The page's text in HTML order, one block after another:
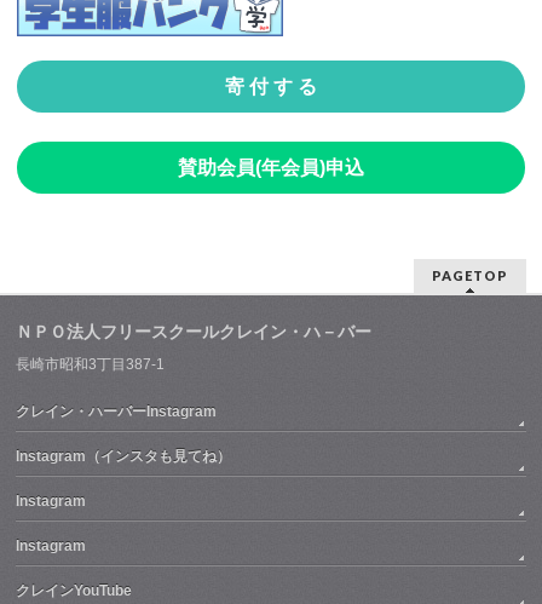
寄 付 す る
賛助会員(年会員)申込
PAGETOP
ＮＰＯ法人フリースクールクレイン・ハ－バー
長崎市昭和3丁目387-1
クレイン・ハーバーInstagram
Instagram（インスタも見てね）
Instagram
Instagram
クレインYouTube